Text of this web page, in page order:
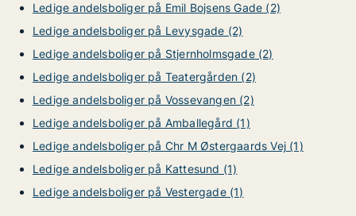
Ledige andelsboliger på Emil Bojsens Gade (2)
Ledige andelsboliger på Levysgade (2)
Ledige andelsboliger på Stjernholmsgade (2)
Ledige andelsboliger på Teatergården (2)
Ledige andelsboliger på Vossevangen (2)
Ledige andelsboliger på Amballegård (1)
Ledige andelsboliger på Chr M Østergaards Vej (1)
Ledige andelsboliger på Kattesund (1)
Ledige andelsboliger på Vestergade (1)